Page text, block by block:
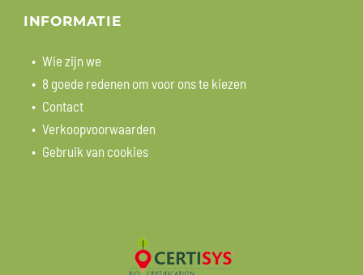
INFORMATIE
Wie zijn we
8 goede redenen om voor ons te kiezen
Contact
Verkoopvoorwaarden
Gebruik van cookies